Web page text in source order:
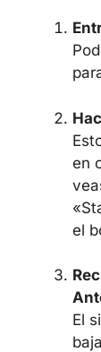
en
el
El